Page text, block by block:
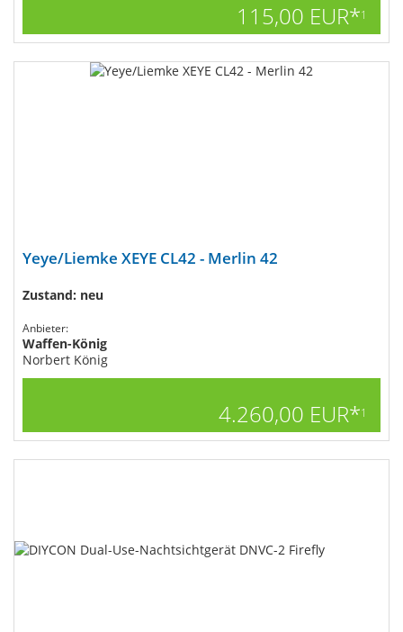
115,00 EUR*1
Yeye/Liemke XEYE CL42 - Merlin 42
Zustand: neu
Anbieter:
Waffen-König
Norbert König
4.260,00 EUR*1